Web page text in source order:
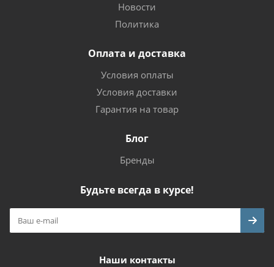
Новости
Политика
Оплата и доставка
Условия оплаты
Условия доставки
Гарантия на товар
Блог
Бренды
Будьте всегда в курсе!
Наши контакты